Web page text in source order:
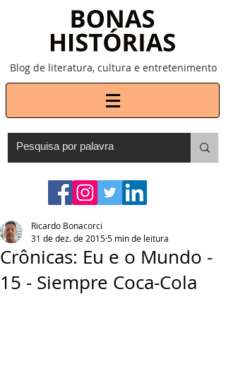
Blog de literatura, cultura e entretenimento
Crônicas: Eu e o Mundo -
15 - Siempre Coca-Cola
Ricardo Bonacorci
31 de dez. de 20155 min de leitura